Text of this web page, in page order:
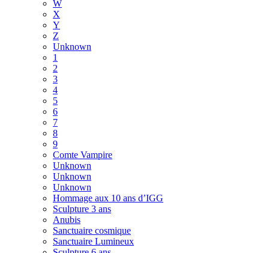
W
X
Y
Z
Unknown
1
2
3
4
5
6
7
8
9
Comte Vampire
Unknown
Unknown
Unknown
Hommage aux 10 ans d’IGG
Sculpture 3 ans
Anubis
Sanctuaire cosmique
Sanctuaire Lumineux